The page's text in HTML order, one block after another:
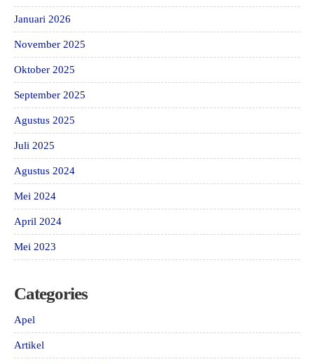
Januari 2026
November 2025
Oktober 2025
September 2025
Agustus 2025
Juli 2025
Agustus 2024
Mei 2024
April 2024
Mei 2023
Categories
Apel
Artikel